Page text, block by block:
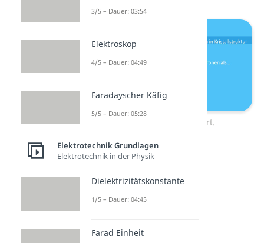
n-Dotierung illustriert.
3/5 – Dauer: 03:54
Elektroskop
4/5 – Dauer: 04:49
Faradayscher Käfig
5/5 – Dauer: 05:28
Elektrotechnik Grundlagen
Elektrotechnik in der Physik
Dielektrizitätskonstante
1/5 – Dauer: 04:45
Farad Einheit